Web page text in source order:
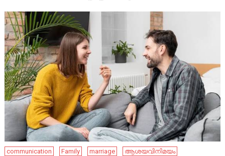
communication Family marriage
ആശയവിനിമയം